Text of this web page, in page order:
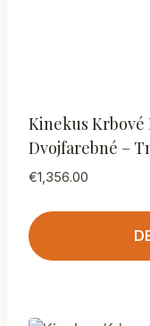
Kinekus Krbové
Dvojfarebné –
€1,356.00